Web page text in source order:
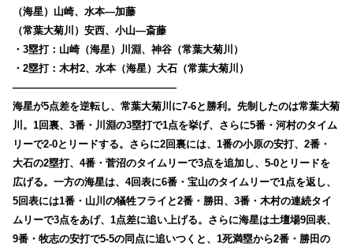
（海星）山崎、水本―加藤
（常葉大菊川）安西、小山―斎藤
・3塁打：山崎（海星）川淵、神谷（常葉大菊川）
・2塁打：木村2、水本（海星）大石（常葉大菊川）
————————————————
海星が5点差を逆転し、常葉大菊川に7-6と勝利。先制したのは常葉大菊
川。1回裏、3番・川淵の3塁打で1点を挙げ、さらに5番・河村のタイム
リーで2-0とリードする。さらに2回裏には、1番の小原の安打、2番・
大石の2塁打、4番・菅沼のタイムリーで3点を追加し、5-0とリードを
広げる。一方の海星は、4回表に6番・宝山のタイムリーで1点を返し、
5回表には1番・山川の犠牲フライと2番・勝田、3番・木村の連続タイ
ムリーで3点をあげ、1点差に追い上げる。さらに海星は土壇場9回表、
9番・牧志の安打で5-5の同点に追いつくと、1死満塁から2番・勝田の